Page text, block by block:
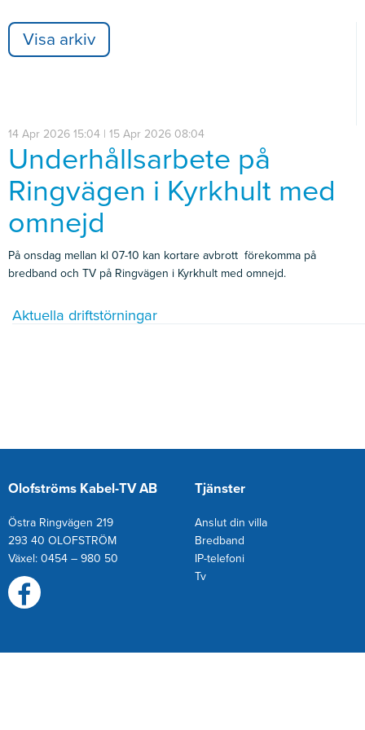
Visa arkiv
14 Apr 2026 15:04 | 15 Apr 2026 08:04
Underhållsarbete på
Ringvägen i Kyrkhult med
omnejd
På onsdag mellan kl 07-10 kan kortare avbrott förekomma på
bredband och TV på Ringvägen i Kyrkhult med omnejd.
Aktuella driftstörningar
Olofströms Kabel-TV AB
Östra Ringvägen 219
293 40 OLOFSTRÖM
Växel: 0454 – 980 50
Tjänster
Anslut din villa
Bredband
IP-telefoni
Tv